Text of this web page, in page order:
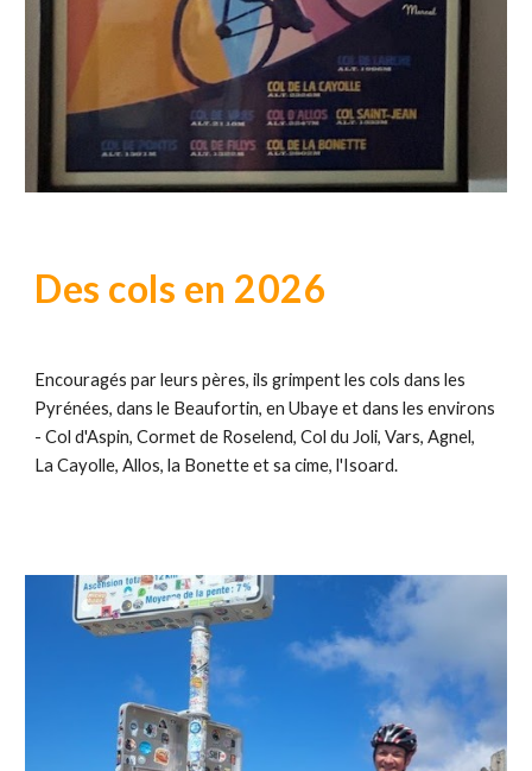
Des cols en 2026
Encouragés par leurs pères, ils grimpent les cols dans les
Pyrénées, dans le Beaufortin, en Ubaye et dans les environs
- Col d'Aspin, Cormet de Roselend, Col du Joli, Vars, Agnel,
La Cayolle, Allos, la Bonette et sa cime, l'Isoard.